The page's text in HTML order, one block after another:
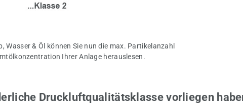
& Öl können Sie nun die max. Partikelanzahl
Ihrer Anlage herauslesen.
Druckluftqualitätsklasse vorliegen